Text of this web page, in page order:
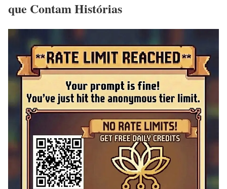
que Contam Histórias